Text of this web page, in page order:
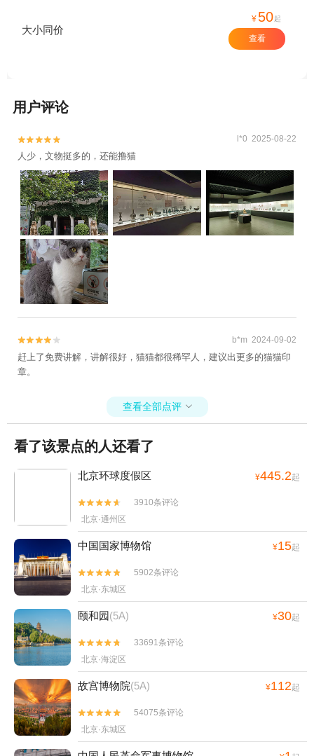
大小同价
¥ 50起
查看
用户评论

 l*0 2025-08-22
人少，文物挺多的，还能撸猫

 b*m 2024-09-02
赶上了免费讲解，讲解很好，猫猫都很稀罕人，建议出更多的猫猫印
章。
查看全部点评 
看了该景点的人还看了
北京环球度假区 ¥445.2起


3910条评论
北京·通州区
中国国家博物馆 ¥15起


5902条评论
北京·东城区
颐和园(5A) ¥30起


33691条评论
北京·海淀区
故宫博物院(5A) ¥112起


54075条评论
北京·东城区